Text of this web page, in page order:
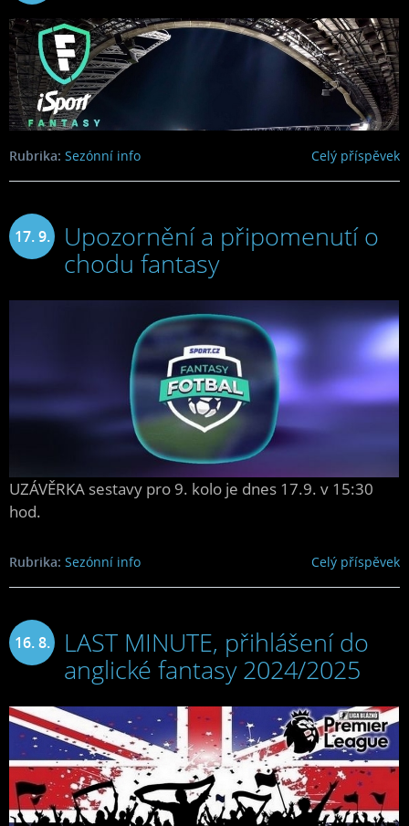
2024
Celý příspěvek
Rubrika: Sezónní info
17. 9.
Upozornění a připomenutí o
chodu fantasy
UZÁVĚRKA sestavy pro 9. kolo je dnes 17.9. v 15:30
hod.
Celý příspěvek
Rubrika: Sezónní info
16. 8.
LAST MINUTE, přihlášení do
anglické fantasy 2024/2025